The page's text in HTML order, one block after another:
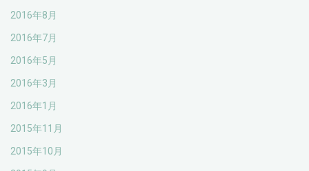
2016年8月
2016年7月
2016年5月
2016年3月
2016年1月
2015年11月
2015年10月